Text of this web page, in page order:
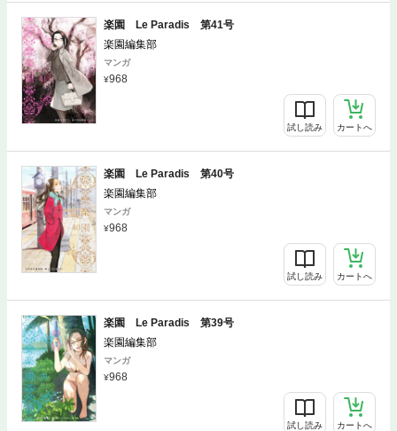
楽園 Le Paradis 第41号
楽園編集部
マンガ
968
試し読み カートへ
楽園 Le Paradis 第40号
楽園編集部
マンガ
968
試し読み カートへ
楽園 Le Paradis 第39号
楽園編集部
マンガ
968
試し読み カートへ